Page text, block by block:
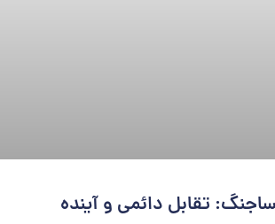
تقابل دائمی و آینده